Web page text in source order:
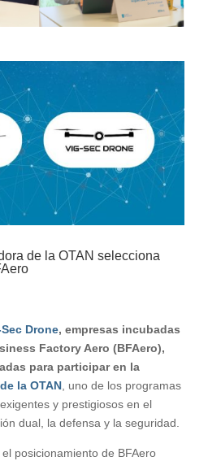
de la OTAN selecciona
Drone, empresas incubadas
Factory Aero (BFAero),
para participar en la
la OTAN, uno de los programas
y prestigiosos en el
dual, la defensa y la seguridad.
posicionamiento de BFAero